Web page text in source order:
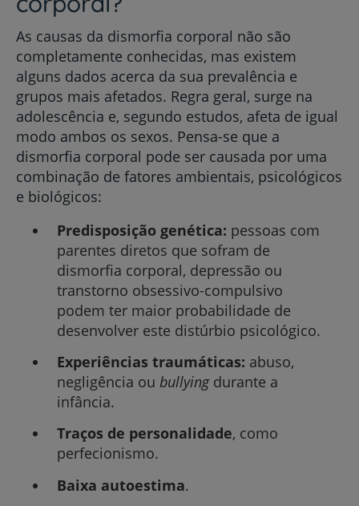
As causas da dismorfia corporal não são
completamente conhecidas, mas existem
alguns dados acerca da sua prevalência e
grupos mais afetados. Regra geral, surge na
adolescência e, segundo estudos, afeta de igual
modo ambos os sexos. Pensa-se que a
dismorfia corporal pode ser causada por uma
combinação de fatores ambientais, psicológicos
e biológicos:
Predisposição genética: pessoas com
parentes diretos que sofram de
dismorfia corporal, depressão ou
transtorno obsessivo-compulsivo
podem ter maior probabilidade de
desenvolver este distúrbio psicológico.
Experiências traumáticas: abuso,
negligência ou bullyingdurante a
infância.
Traços de personalidade, como
perfecionismo.
Baixa autoestima.